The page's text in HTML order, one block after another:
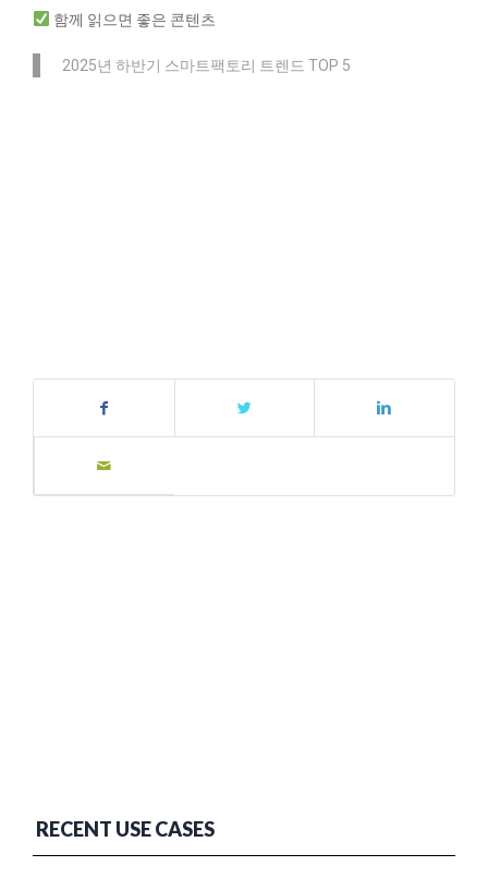
함께 읽으면 좋은 콘텐츠
2025년 하반기 스마트팩토리 트렌드 TOP 5
RECENT USE CASES